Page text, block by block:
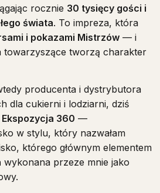
rocznie 30 tysięcy gości i
świata. To impreza, która
i pokazami Mistrzów — i
towarzyszące tworzą charakter
producenta i dystrybutora
dla cukierni i lodziarni, dziś
Ekspozycja 360 —
w stylu, który nazwałam
którego głównym elementem
wykonana przeze mnie jako